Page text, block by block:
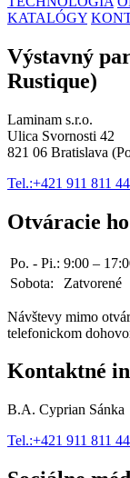
KATALÓGY
Výstavný
Rustique)
Laminam s.r.o.
Ulica Svornosti 42
821 06 Bratislava
Tel.:+421 911 811
Otváracie
Po. - Pi.: 9:00 –
Sobota:
Zatvorené
Návštevy mimo
telefonickom
Kontaktné
B.A. Cyprian Sánka
Tel.:+421 911 811